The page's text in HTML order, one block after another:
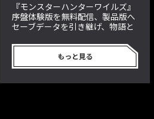
『モンスターハンターワイルズ』
序盤体験版を無料配信、製品版へ
セーブデータを引き継げ、物語と
もっと見る